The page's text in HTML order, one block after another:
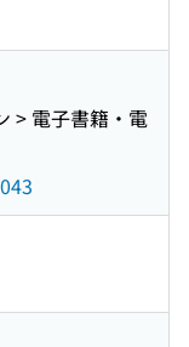
> 電子書籍・電